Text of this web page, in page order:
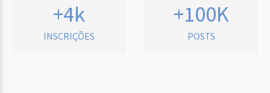
+4k
INSCRIÇÕES
+100K
POSTS